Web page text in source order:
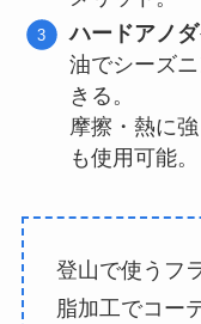
ハードアノ
油でシーズ
きる。
摩擦・熱に
も使用可能。
登山で使うフ
脂加工でコー